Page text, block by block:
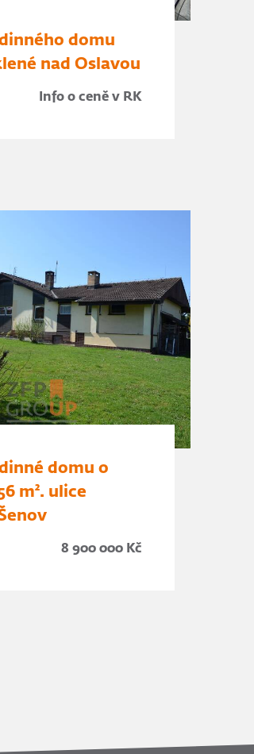
domu
nad Oslavou
Info o ceně v RK
domu o
m². ulice
8 900 000 Kč